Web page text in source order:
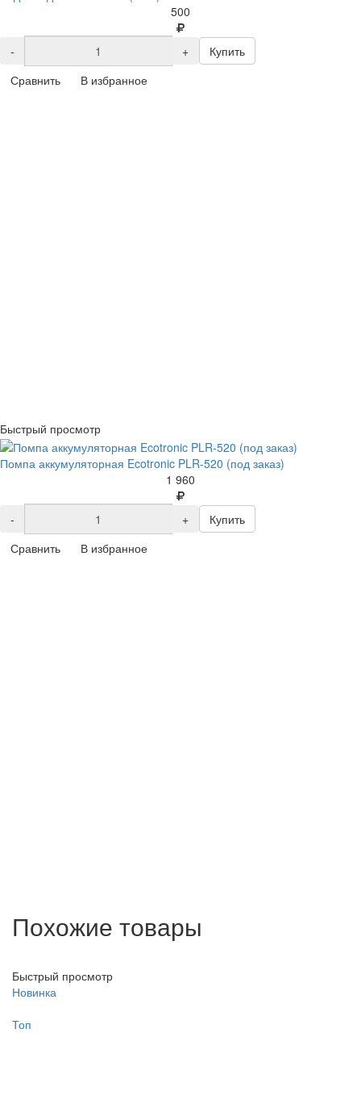
500
- +
Купить
Сравнить
В избранное
Быстрый просмотр
Помпа аккумуляторная Ecotronic PLR-520 (под заказ)
1 960
- +
Купить
Сравнить
В избранное
Похожие товары
Быстрый просмотр
Новинка
Топ